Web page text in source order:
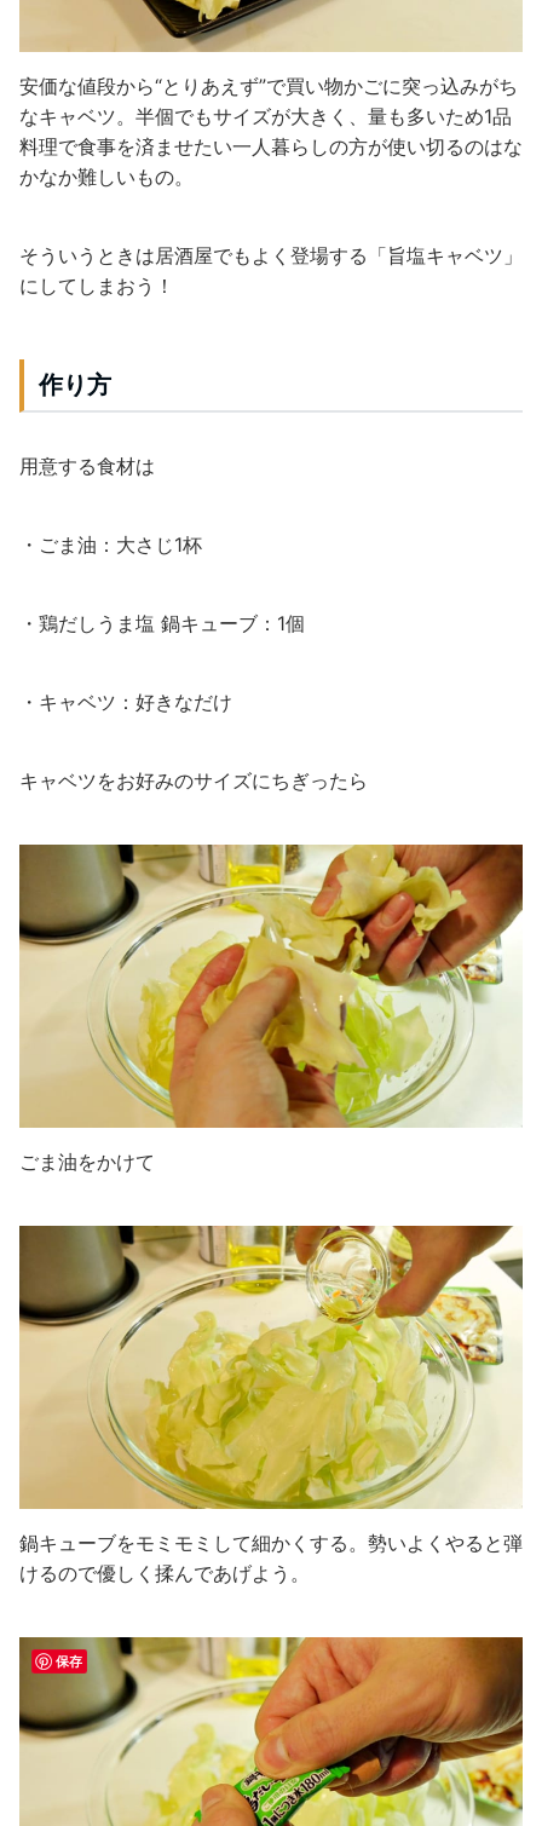
安価な値段から“とりあえず”で買い物かごに突っ込みがち
なキャベツ。半個でもサイズが大きく、量も多いため1品
料理で食事を済ませたい一人暮らしの方が使い切るのはな
かなか難しいもの。
そういうときは居酒屋でもよく登場する「旨塩キャベツ」
にしてしまおう！
作り方
用意する食材は
・ごま油：大さじ1杯
・鶏だしうま塩 鍋キューブ：1個
・キャベツ：好きなだけ
キャベツをお好みのサイズにちぎったら
ごま油をかけて
鍋キューブをモミモミして細かくする。勢いよくやると弾
けるので優しく揉んであげよう。
保存